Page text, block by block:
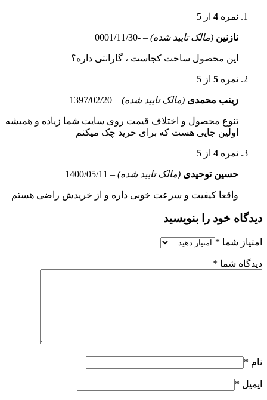
نمره 4 از 5
نازنین (مالک تایید شده) –
-0001/11/30
این محصول ساخت کجاست ، گارانتی داره؟
نمره 5 از 5
زینب محمدی (مالک تایید شده) –
1397/02/20
تنوع محصول و اختلاف قیمت روی سایت شما زیاده و همیشه
اولین جایی هست که برای خرید چک میکنم
نمره 4 از 5
حسین توحیدی (مالک تایید شده) –
1400/05/11
واقعا کیفیت و سرعت خوبی داره و از خریدش راضی هستم
دیدگاه خود را بنویسید
امتیاز شما *
دیدگاه شما *
نام *
ایمیل *